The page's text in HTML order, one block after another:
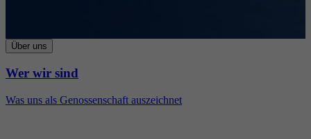
Über uns
Wer wir sind
Was uns als Genossenschaft auszeichnet